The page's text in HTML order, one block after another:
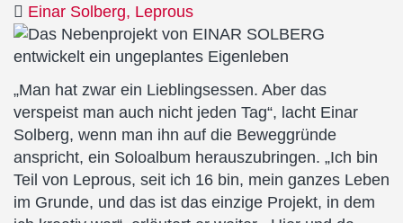
Einar Solberg Leprous
„Man hat zwar ein Lieblingsessen. Aber das
verspeist man auch nicht jeden Tag“, lacht Einar
Solberg, wenn man ihn auf die Beweggründe
anspricht, ein Soloalbum herauszubringen. „Ich bin
Teil von Leprous, seit ich 16 bin, mein ganzes Leben
im Grunde, und das ist das einzige Projekt, in dem